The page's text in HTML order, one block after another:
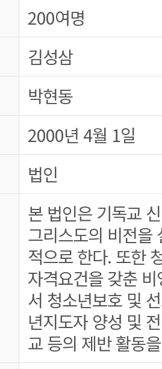
200여명
김성삼
박현동
2000년 4월 1일
법인
본 법인은 기독교
그리스도의 비전을
적으로 한다. 또한
자격요건을 갖춘
서 청소년보호 및
년지도자 양성 및
교 등의 제반 활동